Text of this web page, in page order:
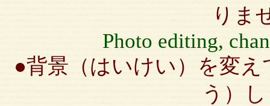
りま
Photo editing,
●背景（はいけい）を変
う）